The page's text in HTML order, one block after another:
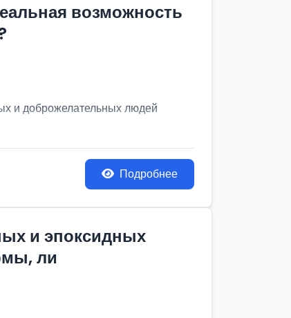
возможность
и доброжелательных людей
Подробнее
и эпоксидных
ли